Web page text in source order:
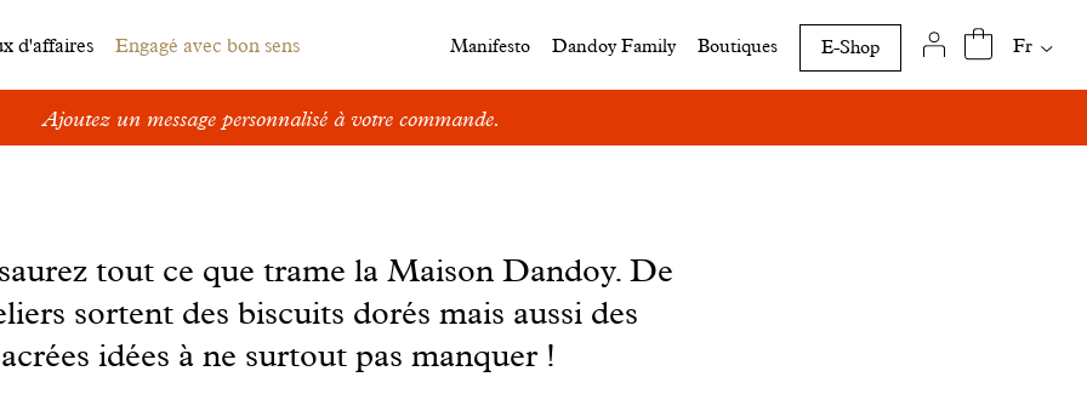
d'affaires Engagé avec bon sens Manifesto Dandoy Family Boutiques E-Shop
cette
Fr
Ajoutez un message personnalisé à votre commande.
tout ce que trame la Maison Dandoy. De
sortent des biscuits dorés mais aussi des
idées à ne surtout pas manquer !